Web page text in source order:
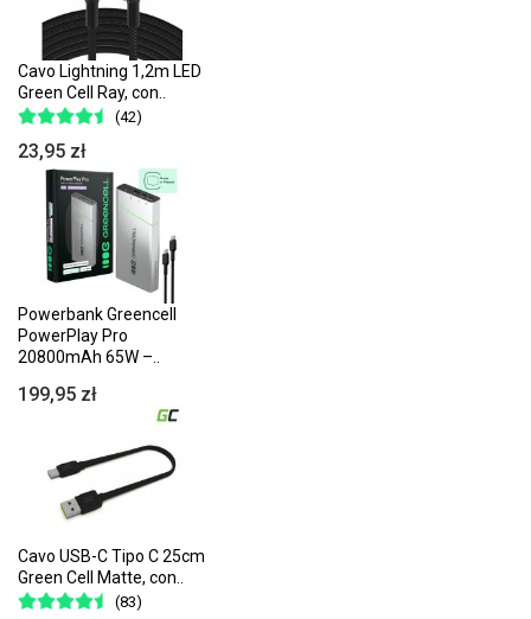
Cavo Lightning 1,2m LED
Green Cell Ray, con..
(42)
23,95 zł
Powerbank Greencell
PowerPlay Pro
20800mAh 65W –..
199,95 zł
Cavo USB-C Tipo C 25cm
Green Cell Matte, con..
(83)